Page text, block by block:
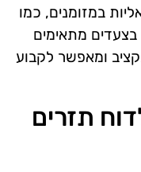
במזומנים, כמו
בצעדים מתאימים
ומאפשר לקבוע
תזרים